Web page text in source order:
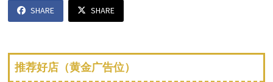
SHARE SHARE
推荐好店（黄金广告位）